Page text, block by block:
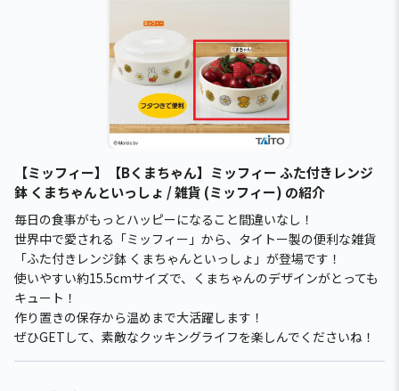
【ミッフィー】【Bくまちゃん】ミッフィー ふた付きレンジ
鉢 くまちゃんといっしょ / 雑貨 (ミッフィー) の紹介
毎日の食事がもっとハッピーになること間違いなし！
世界中で愛される「ミッフィー」から、タイトー製の便利な雑貨
「ふた付きレンジ鉢 くまちゃんといっしょ」が登場です！
使いやすい約15.5cmサイズで、くまちゃんのデザインがとっても
キュート！
作り置きの保存から温めまで大活躍します！
ぜひGETして、素敵なクッキングライフを楽しんでくださいね！